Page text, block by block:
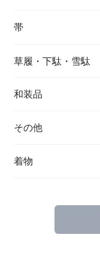
帯
草履・下駄・雪駄
和装品
その他
着物